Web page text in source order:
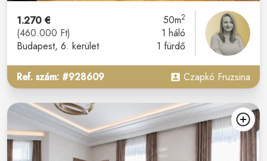
1.270 €
(460.000 Ft)
Budapest, 6. kerület
50m2
1 háló
1 fürdő
Ref. szám: #928609 Czapkó Fruzsina